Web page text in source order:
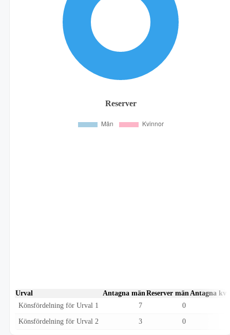
Reserver
Urval Antagna mänReserver mänAntagna
Könsfördelning för Urval 1
7 0
Könsfördelning för Urval 2 3 0